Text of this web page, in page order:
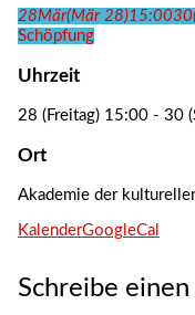
28Mär(Mär 28)15:0030
Schöpfung
Uhrzeit
28 (Freitag) 15:00 - 30
Ort
Akademie der
KalenderGoogleCal
Schreibe